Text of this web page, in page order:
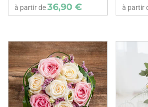
à partir de36,90 € à partir